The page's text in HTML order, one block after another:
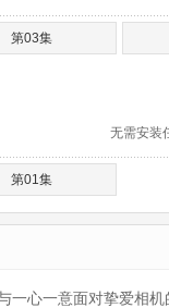
第03集
无需安装
第01集
心一意面对挚爱相机